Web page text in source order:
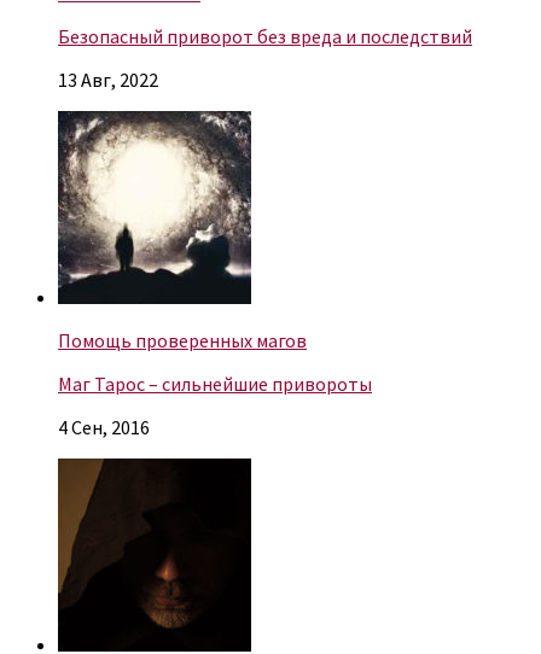
Безопасный приворот без вреда и последствий
13 Авг, 2022
Помощь проверенных магов
Маг Тарос – сильнейшие привороты
4 Сен, 2016